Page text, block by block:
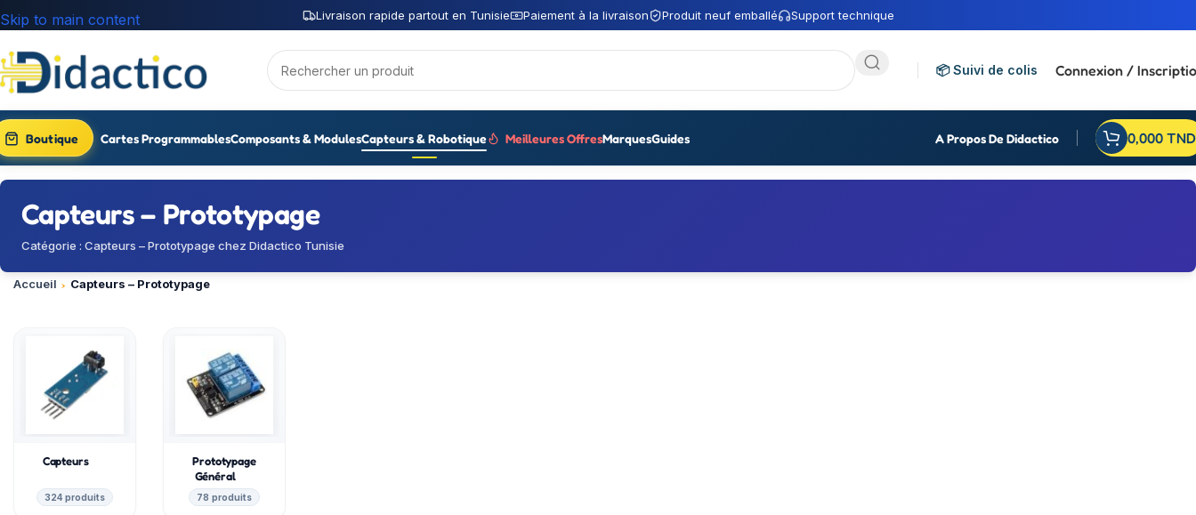
Livraison rapide partout en Tunisie Paiement à la livraison Produit neuf emballé Support technique
Skip to main content
📦 Suivi de colis Connexion /
Boutique Cartes ProgrammablesComposants & ModulesCapteurs & Robotique Meilleures OffresMarquesGuides A Propos De Didactico 0,000 TND
Capteurs – Prototypage
Catégorie : Capteurs – Prototypage chez Didactico Tunisie
Accueil Capteurs – Prototypage
Capteurs
324 produits
Prototypage
Général
78 produits